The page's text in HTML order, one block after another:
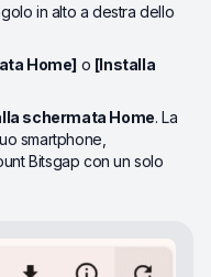
in alto a destra dello
Home] o [Installa
schermata Home. La
smartphone,
Bitsgap con un solo